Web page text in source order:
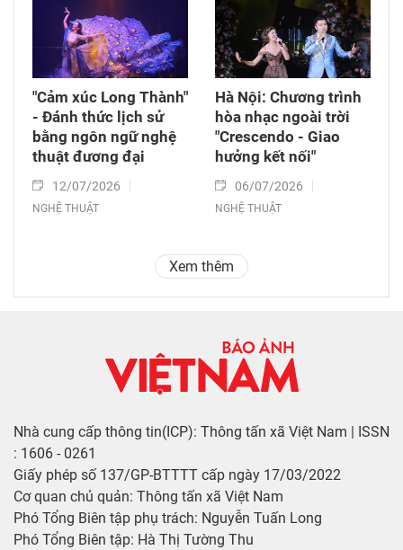
"Cảm xúc Long Thành"
- Đánh thức lịch sử
bằng ngôn ngữ nghệ
thuật đương đại
12/07/2026
NGHỆ THUẬT
Hà Nội: Chương trình
hòa nhạc ngoài trời
"Crescendo - Giao
hưởng kết nối"
06/07/2026
NGHỆ THUẬT
Xem thêm
Nhà cung cấp thông tin(ICP): Thông tấn xã Việt Nam | ISSN
: 1606 - 0261
Giấy phép số 137/GP-BTTTT cấp ngày 17/03/2022
Cơ quan chủ quản: Thông tấn xã Việt Nam
Phó Tổng Biên tập phụ trách: Nguyễn Tuấn Long
Phó Tổng Biên tập: Hà Thị Tường Thu